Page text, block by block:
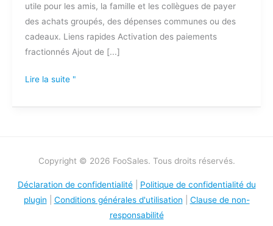
utile pour les amis, la famille et les collègues de payer
des achats groupés, des dépenses communes ou des
cadeaux. Liens rapides Activation des paiements
fractionnés Ajout de [...]
Lire la suite "
Copyright © 2026 FooSales. Tous droits réservés.
Déclaration de confidentialité| Politique de confidentialité du
plugin
Conditions générales d'utilisation
Clause de non-
responsabilité